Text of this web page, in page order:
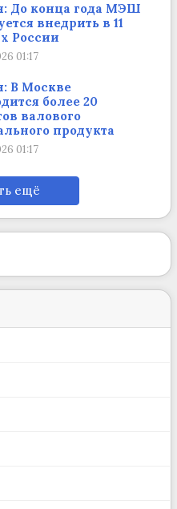
До конца года МЭШ
внедрить в 11
России
01:17
В Москве
более 20
валового
продукта
01:17
ещё